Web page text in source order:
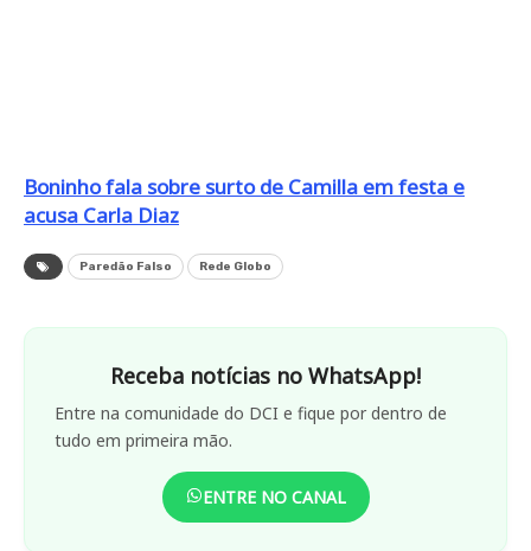
Boninho fala sobre surto de Camilla em festa e
acusa Carla Diaz
Paredão Falso Rede Globo
Receba notícias no WhatsApp!
Entre na comunidade do DCI e fique por dentro de
tudo em primeira mão.
ENTRE NO CANAL